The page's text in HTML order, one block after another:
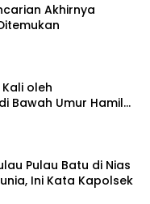
Akhirnya
oleh
Bawah Umur Hamil
Pulau Batu di Nias
Ini Kata Kapolsek